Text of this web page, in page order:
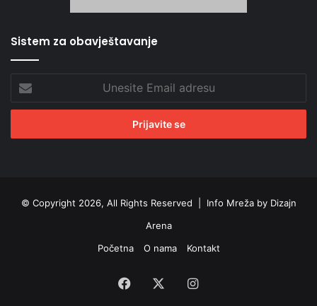
Sistem za obavještavanje
Email
adresu
© Copyright 2026, All Rights Reserved | Info Mreža by Dizajn
Arena
Početna
O nama Kontakt
Facebook Instagram